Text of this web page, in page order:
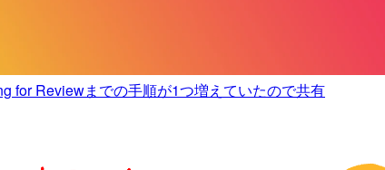
for Reviewまでの手順が1つ増えていたので共有